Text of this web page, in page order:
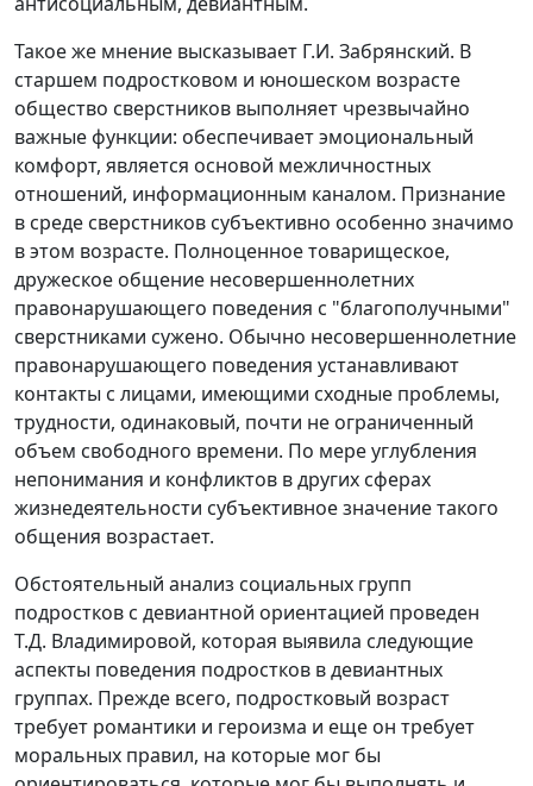
Такое же мнение высказывает Г.И. Забрянский. В
старшем подростковом и юношеском возрасте
общество сверстников выполняет чрезвычайно
важные функции: обеспечивает эмоциональный
комфорт, является основой межличностных
отношений, информационным каналом. Признание
в среде сверстников субъективно особенно значимо
в этом возрасте. Полноценное товарищеское,
дружеское общение несовершеннолетних
правонарушающего поведения с "благополучными"
сверстниками сужено. Обычно несовершеннолетние
правонарушающего поведения устанавливают
контакты с лицами, имеющими сходные проблемы,
трудности, одинаковый, почти не ограниченный
объем свободного времени. По мере углубления
непонимания и конфликтов в других сферах
жизнедеятельности субъективное значение такого
общения возрастает.
Обстоятельный анализ социальных групп
подростков с девиантной ориентацией проведен
Т.Д. Владимировой, которая выявила следующие
аспекты поведения подростков в девиантных
группах. Прежде всего, подростковый возраст
требует романтики и героизма и еще он требует
моральных правил, на которые мог бы